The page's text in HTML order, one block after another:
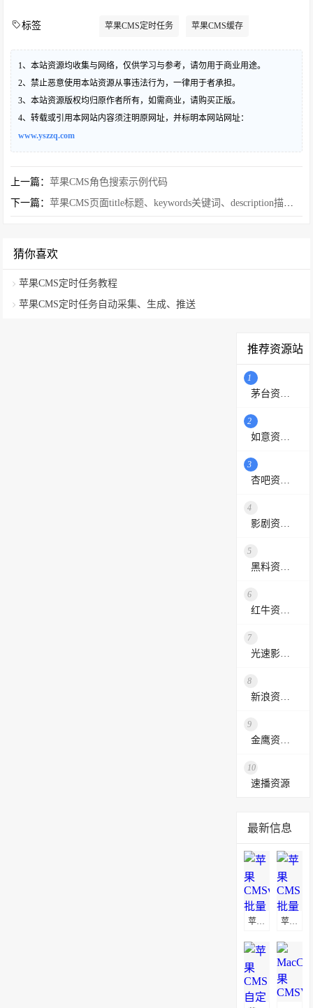
标签 苹果CMS定时任务 苹果CMS缓存
1、本站资源均收集与网络，仅供学习与参考，请勿用于商业用途。
2、禁止恶意使用本站资源从事违法行为，一律用于者承担。
3、本站资源版权均归原作者所有，如需商业，请购买正版。
4、转载或引用本网站内容须注明原网址，并标明本网站网址：
www.yszzq.com
上一篇：苹果CMS角色搜索示例代码
下一篇：苹果CMS页面title标题、keywords关键词、description描述SEO优化
猜你喜欢
苹果CMS定时任务教程
苹果CMS定时任务自动采集、生成、推送
推荐资源站
1
2
3
4
5
6
7
8
9
10
速播资源
最新信息
苹果CMS批量替换播放地址及图片地址方法